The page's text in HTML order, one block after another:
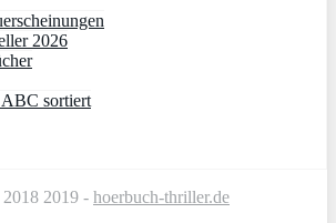
2026
sortiert
2019 - hoerbuch-thriller.de